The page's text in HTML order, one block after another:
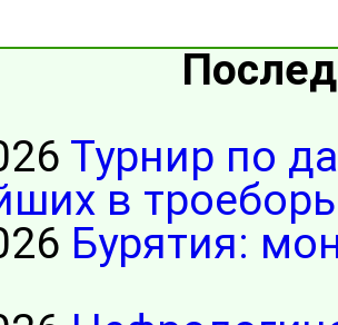
Турнир по
в
Бурятия: